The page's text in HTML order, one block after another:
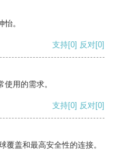
。
支持[0] 反对[0]
用的需求。
支持[0] 反对[0]
覆盖和最高安全性的连接。